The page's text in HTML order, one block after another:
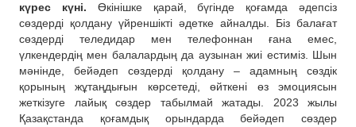
күрес күні. Өкінішке қарай, бүгінде қоғамда әдепсіз
сөздерді қолдану үйреншікті әдетке айналды. Біз балағат
сөздерді теледидар мен телефоннан ғана емес,
үлкендердің мен балалардың да аузынан жиі естиміз. Шын
мәнінде, бейәдеп сөздерді қолдану – адамның сөздік
қорының жұтаңдығын көрсетеді, өйткені өз эмоциясын
жеткізуге лайық сөздер табылмай жатады. 2023 жылы
Қазақстанда қоғамдық орындарда бейәдеп сөздер